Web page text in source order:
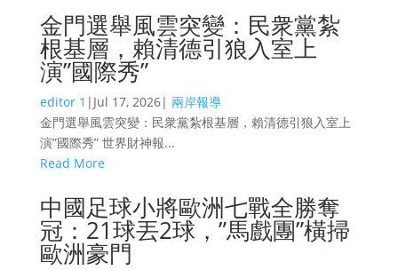
金門選舉風雲突變：民衆黨紮
根基層，賴清德引狼入室上
演”國際秀”
editor 1 | Jul 17, 2026| 兩岸報導
金門選舉風雲突變：民衆黨紮根基層，賴清德引狼入室上
演”國際秀” 世界財神報...
Read More
中國足球小將歐洲七戰全勝奪
冠：21球丟2球，”馬戲團”橫掃
歐洲豪門